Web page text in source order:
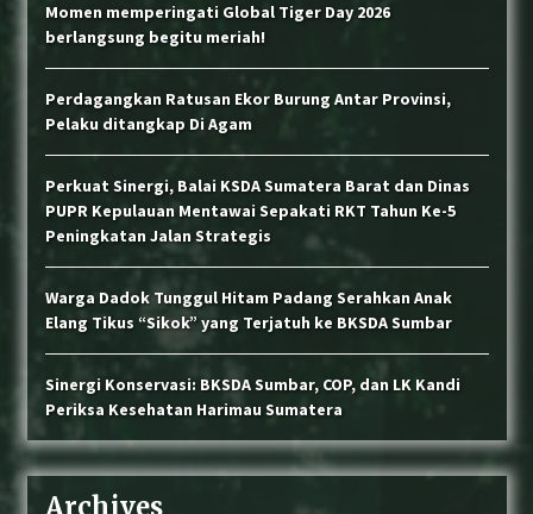
Usang Berhasil Dievakuasi BKSDA Sumbar
Konflik Satwa di Sijunjung: Beruang Madu
Masuk Perkebunan, Petugas Lakukan
BKSDA dan COP Pasang Kandang Jebak untuk
Tangani Interaksi Beruang Madu di Nagari
Sinuruik
Klarifikasi & Penertiban Aktivitas Pendakian
Sikek
Momen memperingati Global Tiger Day 2026
berlangsung begitu meriah!
Perdagangkan Ratusan Ekor Burung Antar Provinsi,
Pelaku ditangkap Di Agam
Perkuat Sinergi, Balai KSDA Sumatera Barat dan Dinas
PUPR Kepulauan Mentawai Sepakati RKT Tahun Ke-5
Peningkatan Jalan Strategis
Warga Dadok Tunggul Hitam Padang Serahkan Anak
Elang Tikus “Sikok” yang Terjatuh ke BKSDA Sumbar
Sinergi Konservasi: BKSDA Sumbar, COP, dan LK Kandi
Periksa Kesehatan Harimau Sumatera
Archives